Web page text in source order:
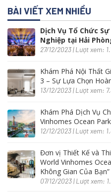
BÀI VIẾT XEM NHIỀU
Dịch Vụ Tổ Chức
Nghiệp tại Hải
27/12/2023 | Lượt xem:
Khám Phá Nội Thất
3 – Sự Lựa Chọn
13/12/2023 | Lượt xem:
Khám Phá Dịch Vụ
Vinhomes Ocean
12/12/2023 | Lượt xem:
Đơn vị Thiết Kế và
World Vinhomes
Không Gian Của Bạn”
07/12/2023 | Lượt xem: